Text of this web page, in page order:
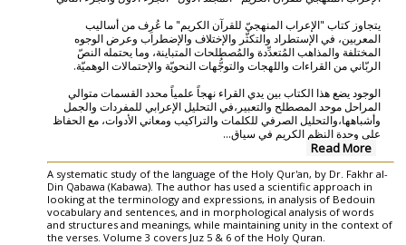
يتجاوز كتاب "الإعراب المنهجيّ للقرآن الكريم" ما عُرِف من أساليب
المعربين، في الإستطراد والتكثّر والإختلاف والإضطراب وعرض الوجوه
المختلفة والمذاهب المُتعدِّدة والمُصطلحات المتباينة، وما يحتمله النصّ
الربّاني من القراءات واللهجات والتوجُّهات النحويّة والإحتمالات الوهميّة.
الوجود يضع هذا الكتاب بين يدي القراء نهجاً علمياً محدد القسمات متوالي
المراحل موحد المصطلح والتعبير،في التحليل الإعرابي للمفردات والجمل
وأشباهها،والتحليل الصرفي للكلمات والتراكيب ومعاني الأدوات، مع الحفاظ
على وحدة النظم الكريم في سياق...
Read More
A systematic study of the language of the Holy Qur'an, by Dr. Fakhr al-
Din Qabawa (Kabawa). The author has used a scientific approach in
looking at the terminology and expressions, in analysis of Bedouin
vocabulary and sentences, and in morphological analysis of words
and structures and meanings, while maintaining unity in the context of
the verses. Volume 3 covers Juz 5 & 6 of the Holy Quran.